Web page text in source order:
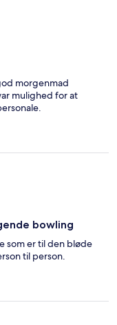
morgenmad
mulighed for at
bowling
som er til den bløde
til person.